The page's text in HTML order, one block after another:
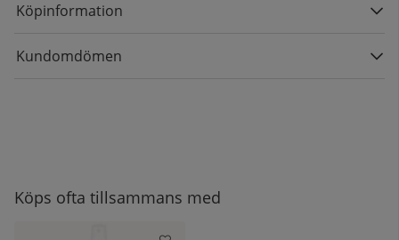
Köpinformation
Kundomdömen
Köps ofta tillsammans med